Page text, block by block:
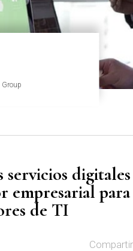
Group
digitales
empresarial para
de TI
Compartir